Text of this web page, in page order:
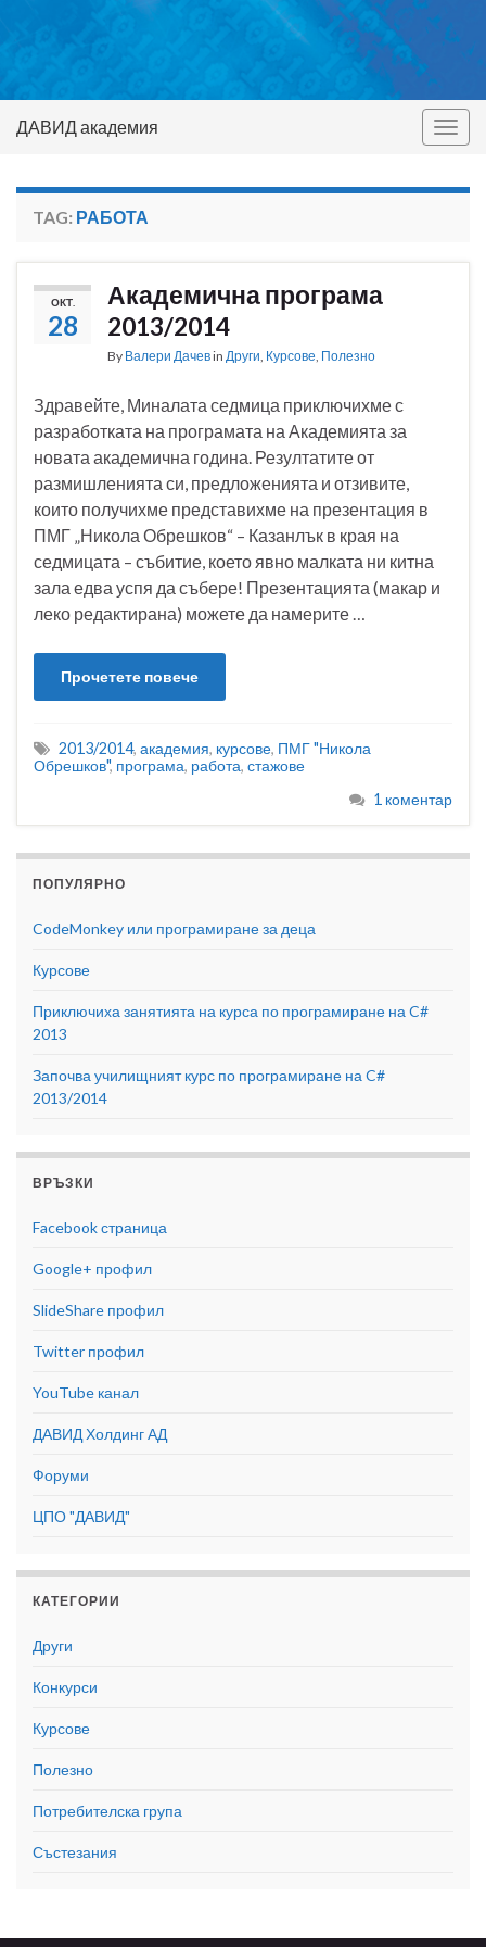
ДАВИД академия
TAG: РАБОТА
ОКТ.
28
Академична програма
2013/2014
By Валери Дачевin Други, Курсове, Полезно
Здравейте, Миналата седмица приключихме с
разработката на програмата на Академията за
новата академична година. Резултатите от
размишленията си, предложенията и отзивите,
които получихме представихме на презентация в
ПМГ „Никола Обрешков“ – Казанлък в края на
седмицата – събитие, което явно малката ни китна
зала едва успя да събере! Презентацията (макар и
леко редактирана) можете да намерите …
Прочетете повече
2013/2014, академия, курсове, ПМГ "Никола
Обрешков", програма, работа, стажове
1 коментар
ПОПУЛЯРНО
CodeMonkey или програмиране за деца
Курсове
Приключиха занятията на курса по програмиране на C#
2013
Започва училищният курс по програмиране на C#
2013/2014
ВРЪЗКИ
Facebook страница
Google+ профил
SlideShare профил
Twitter профил
YouTube канал
ДАВИД Холдинг АД
Форуми
ЦПО "ДАВИД"
КАТЕГОРИИ
Други
Конкурси
Курсове
Полезно
Потребителска група
Състезания